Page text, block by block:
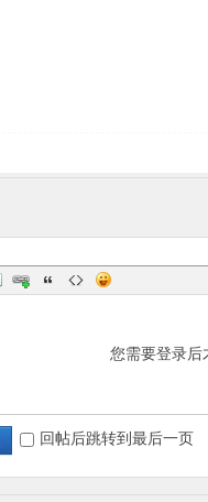
您需要登录
回帖后跳转到最后一页